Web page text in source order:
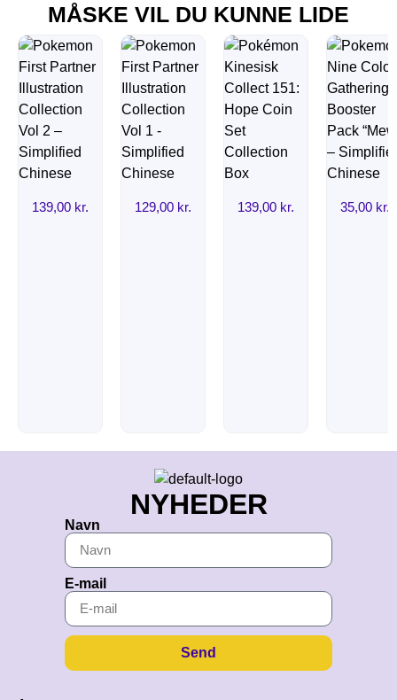
MÅSKE VIL DU KUNNE LIDE
139,00 kr. 129,00 kr. 139,00 kr. 35,00 kr.
NYHEDER
Navn
E-mail
Send